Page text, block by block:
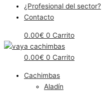
¿Profesional del sector?
Contacto
0.00€ 0 Carrito
0.00€ 0 Carrito
Cachimbas
Aladín